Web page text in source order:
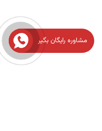
مشاوره رایگان بگیر